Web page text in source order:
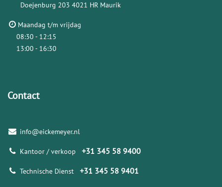
Doejenburg 203 4021 HR Maurik
Maandag t/m vrijdag
08:30 - 12:15
13:00 - 16:30
Contact
info@eickemeyer.nl
Kantoor / verkoop +31 345 58 9400
Technische Dienst +31 345 58 9401